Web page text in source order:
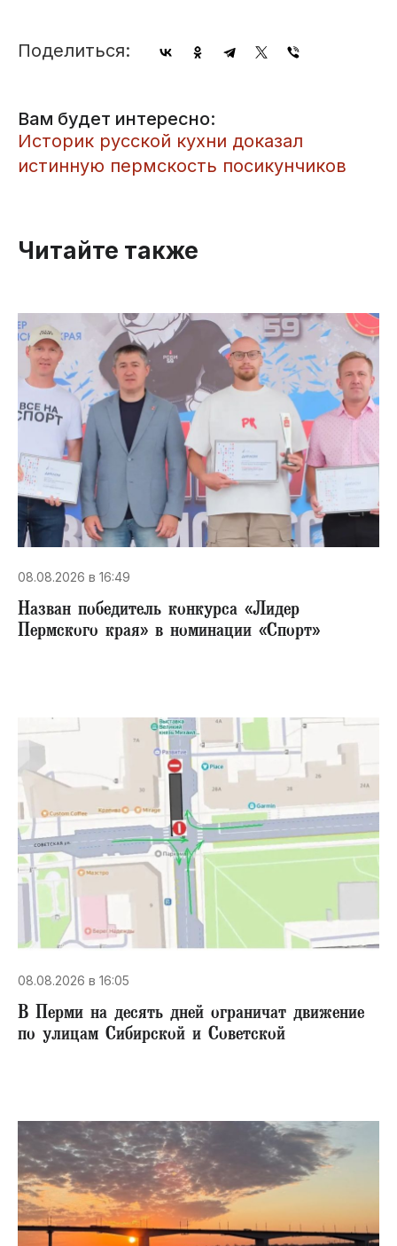
Поделиться:
Вам будет интересно:
Историк русской кухни доказал
истинную пермскость посикунчиков
Читайте также
08.08.2026 в 16:49
Назван победитель конкурса «Лидер
Пермского края» в номинации «Спорт»
08.08.2026 в 16:05
В Перми на десять дней ограничат движение
по улицам Сибирской и Советской